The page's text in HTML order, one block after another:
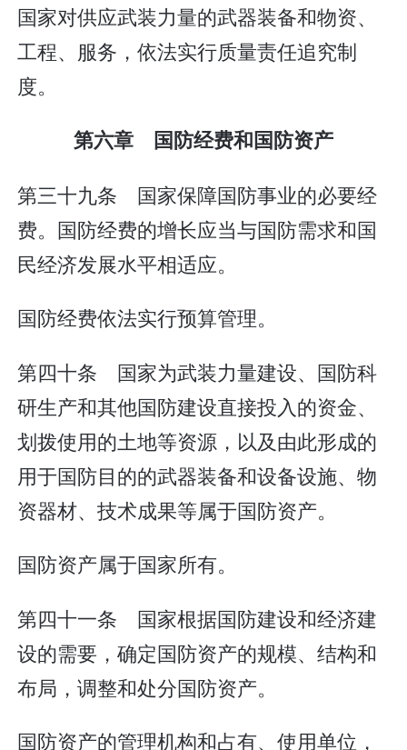
国家对供应武装力量的武器装备和物资、
工程、服务，依法实行质量责任追究制
度。
第六章 国防经费和国防资产
第三十九条 国家保障国防事业的必要经
费。国防经费的增长应当与国防需求和国
民经济发展水平相适应。
国防经费依法实行预算管理。
第四十条 国家为武装力量建设、国防科
研生产和其他国防建设直接投入的资金、
划拨使用的土地等资源，以及由此形成的
用于国防目的的武器装备和设备设施、物
资器材、技术成果等属于国防资产。
国防资产属于国家所有。
第四十一条 国家根据国防建设和经济建
设的需要，确定国防资产的规模、结构和
布局，调整和处分国防资产。
国防资产的管理机构和占有、使用单位，